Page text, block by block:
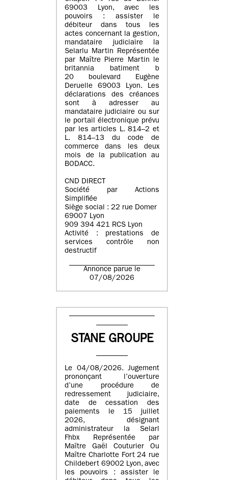
69003 Lyon, avec les
pouvoirs : assister le
débiteur dans tous les
actes concernant la gestion,
mandataire judiciaire la
Selarlu Martin Représentée
par Maître Pierre Martin le
britannia batiment b
20 boulevard Eugène
Deruelle 69003 Lyon. Les
déclarations des créances
sont à adresser au
mandataire judiciaire ou sur
le portail électronique prévu
par les articles L. 814–2 et
L. 814–13 du code de
commerce dans les deux
mois de la publication au
BODACC.
CND DIRECT
Société par Actions
Simplifiée
Siège social : 22 rue Domer
69007 Lyon
909 394 421 RCS Lyon
Activité : prestations de
services contrôle non
destructif
Annonce parue le
07/08/2026
STANE GROUPE
Le 04/08/2026. Jugement
prononçant l’ouverture
d’une procédure de
redressement judiciaire,
date de cessation des
paiements le 15 juillet
2026, désignant
administrateur la Selarl
Fhbx Représentée par
Maître Gaël Couturier Ou
Maître Charlotte Fort 24 rue
Childebert 69002 Lyon, avec
les pouvoirs : assister le